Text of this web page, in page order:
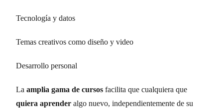
Tecnología y datos
Temas creativos como diseño y video
Desarrollo personal
La amplia gama de cursos facilita que cualquiera que
quiera aprender algo nuevo, independientemente de su